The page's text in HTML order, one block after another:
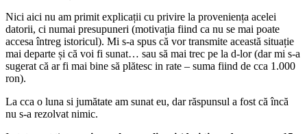
Nici aici nu am primit explicații cu privire la proveniența acelei
datorii, ci numai presupuneri (motivația fiind ca nu se mai poate
accesa întreg istoricul). Mi s-a spus că vor transmite această situație
mai departe și că voi fi sunat… sau să mai trec pe la d-lor (dar mi s-a
sugerat că ar fi mai bine să plătesc in rate – suma fiind de cca 1.000
ron).
La cca o luna si jumătate am sunat eu, dar răspunsul a fost că încă
nu s-a rezolvat nimic.